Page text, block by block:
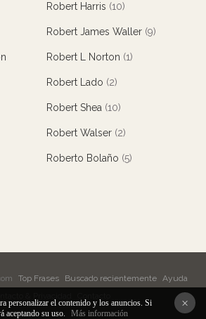
Robert Harris (10)
Robert James Waller (9)
Robert L Norton (1)
Robert Lado (2)
Robert Shea (10)
Robert Walser (2)
Roberto Bolaño (5)
Top Frases Buscado recientemente Ayuda
×
personalizar el contenido y los anuncios. Si
aceptando su uso.
Más información